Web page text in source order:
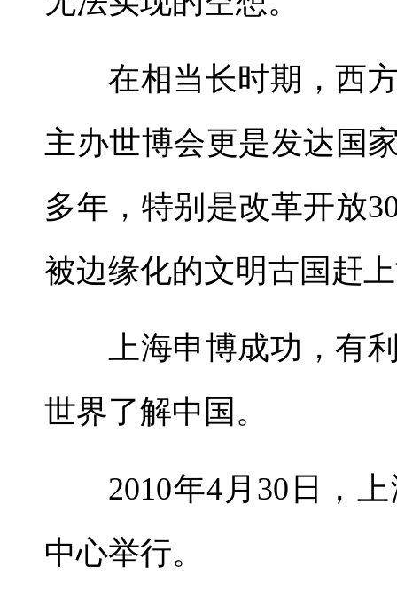
在相当长时期，西
主办世博会更是发达国
多年，特别是改革开放
被边缘化的文明古国赶
上海申博成功，有
世界了解中国。
2010年4月30日，
中心举行。